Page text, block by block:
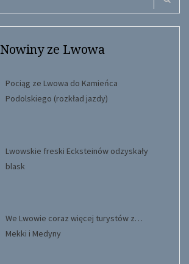
Search
Nowiny ze Lwowa
Pociąg ze Lwowa do Kamieńca
Podolskiego (rozkład jazdy)
Lwowskie freski Ecksteinów odzyskały
blask
We Lwowie coraz więcej turystów z…
Mekki i Medyny